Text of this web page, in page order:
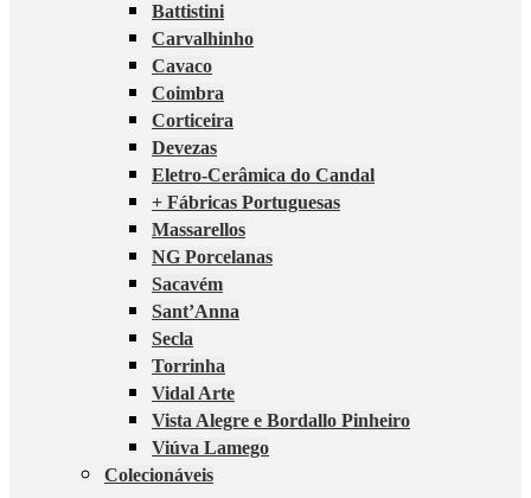
Battistini
Carvalhinho
Cavaco
Coimbra
Corticeira
Devezas
Eletro-Cerâmica do Candal
+ Fábricas Portuguesas
Massarellos
NG Porcelanas
Sacavém
Sant’Anna
Secla
Torrinha
Vidal Arte
Vista Alegre e Bordallo Pinheiro
Viúva Lamego
Colecionáveis